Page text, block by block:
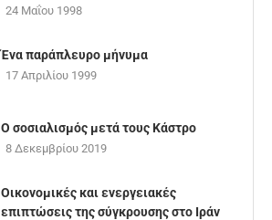
24 Μαΐου 1998
Ένα παράπλευρο μήνυμα
17 Απριλίου 1999
Ο σοσιαλισμός μετά τους Κάστρο
8 Δεκεμβρίου 2019
Οικονομικές και ενεργειακές
επιπτώσεις της σύγκρουσης στο Ιράν